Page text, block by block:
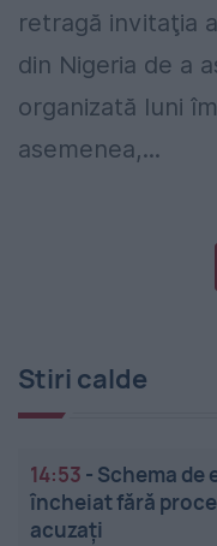
retragă invitaţia
din Nigeria de a
organizată luni
asemenea,...
Stiri calde
14:53 - Schema de
încheiat fără
acuzați